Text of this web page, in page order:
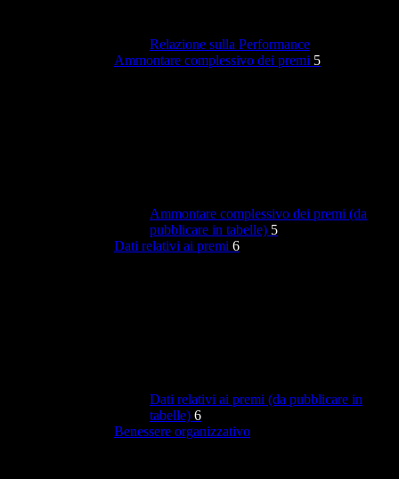
Relazione sulla Performance
Ammontare complessivo dei premi 5
Ammontare complessivo dei premi (da
pubblicare in tabelle) 5
Dati relativi ai premi 6
Dati relativi ai premi (da pubblicare in
tabelle) 6
Benessere organizzativo